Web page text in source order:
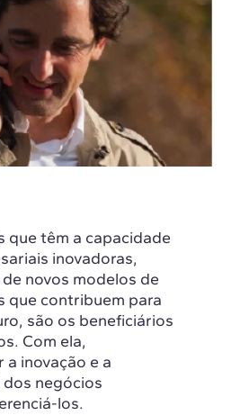
que têm a capacidade
inovadoras,
novos modelos de
que contribuem para
são os beneficiários
Com ela,
inovação e a
negócios
los.